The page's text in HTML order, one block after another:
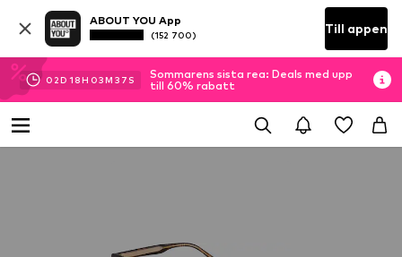
ABOUT YOU App
(152 700) Till appen
02D 18H 03M 37 S
Sommarens sista rea: Deals med upp
till 60% rabatt